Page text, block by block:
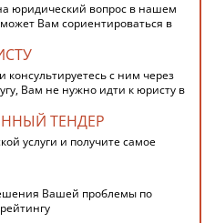
юридический вопрос в нашем
Вам сориентироваться в
консультируетесь с ним через
Вам не нужно идти к юристу в
ТЕНДЕР
услуги и получите самое
Вашей проблемы по